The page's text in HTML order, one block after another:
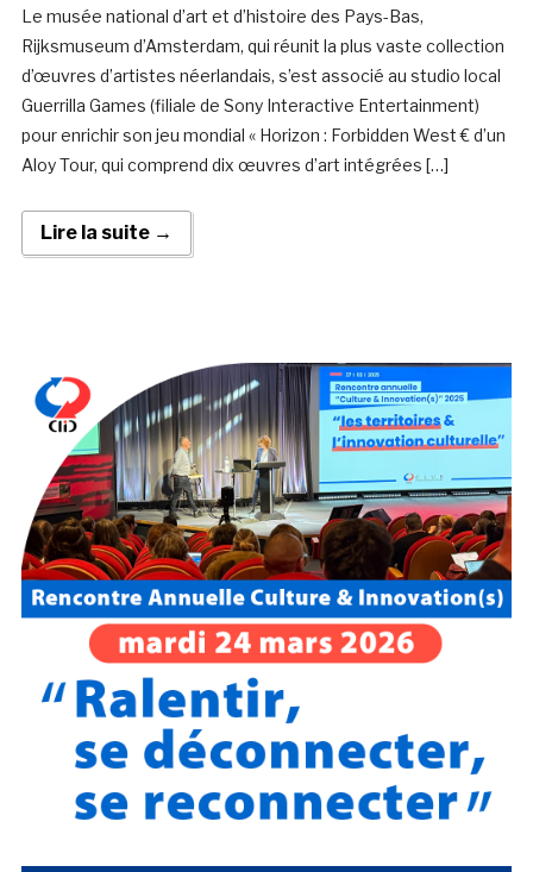
Le musée national d’art et d’histoire des Pays-Bas,
Rijksmuseum d’Amsterdam, qui réunit la plus vaste collection
d’œuvres d’artistes néerlandais, s’est associé au studio local
Guerrilla Games (filiale de Sony Interactive Entertainment)
pour enrichir son jeu mondial « Horizon : Forbidden West € d’un
Aloy Tour, qui comprend dix œuvres d’art intégrées […]
Lire la suite →